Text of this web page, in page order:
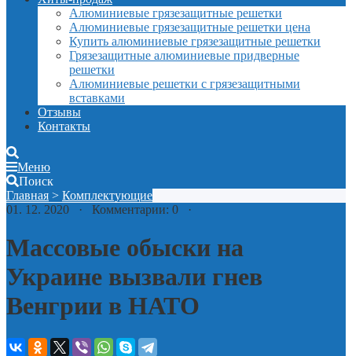
Алюминиевые грязезащитные решетки
Алюминиевые грязезащитные решетки цена
Купить алюминиевые грязезащитные решетки
Грязезащитные алюминиевые придверные
решетки
Алюминиевые решетки с грязезащитными
вставками
Отзывы
Контакты
Меню
Поиск
Главная > Комплектующие
01. 12. 2020 · Комментарии: 0 ·
Массовые обыски на
Украине вызвали гнев
Венгрии в НАТО